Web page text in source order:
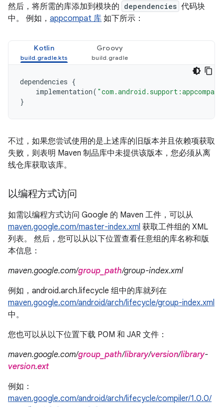
然后，将所需的库添加到模块的 dependencies 代码块
中。 例如， appcompat 库 如下所示：
Kotlin Groovy
dependencies {
implementation(
}
不过，如果您尝试使用的是上述库的旧版本并且依赖项获取
失败，则表明 Maven 制品库中未提供该版本，您必须从离
线仓库获取该库。
以编程方式访问
如需以编程方式访问 Google 的 Maven 工件，可以从
maven.google.com/master-index.xml 获取工件组的 XML
列表。 然后，您可以从以下位置查看任意组的库名称和版
本信息：
maven.google.com/group_path/group-index.xml
例如，android.arch.lifecycle 组中的库就列在
maven.google.com/android/arch/lifecycle/group-index.xml
中。
您也可以从以下位置下载 POM 和 JAR 文件：
maven.google.com/group_path/library/version/library-
version.ext
例如：
maven.google.com/android/arch/lifecycle/compiler/1.0.0/